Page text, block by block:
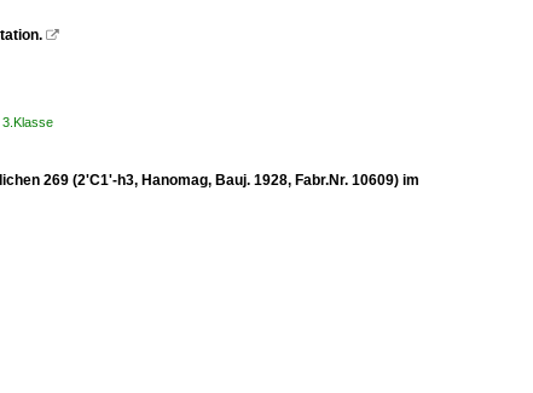

269 (2'C1'-h3, Hanomag, Bauj. 1928, Fabr.Nr. 10609) im